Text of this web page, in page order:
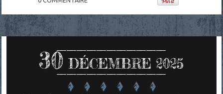
30 DÉCEMBRE 2025